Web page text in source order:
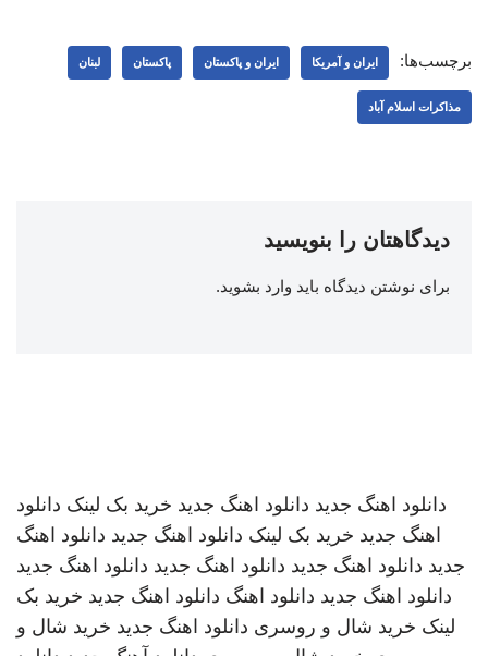
برچسب‌ها: ایران و آمریکا ایران و پاکستان پاکستان لبنان
مذاکرات اسلام آباد
دیدگاهتان را بنویسید
برای نوشتن دیدگاه باید وارد بشوید.
دانلود اهنگ جدید دانلود اهنگ جدید خرید بک لینک دانلود
اهنگ جدید خرید بک لینک دانلود اهنگ جدید دانلود اهنگ
جدید دانلود اهنگ جدید دانلود اهنگ جدید دانلود اهنگ جدید
دانلود اهنگ جدید دانلود اهنگ دانلود اهنگ جدید خرید بک
لینک خرید شال و روسری دانلود اهنگ جدید خرید شال و